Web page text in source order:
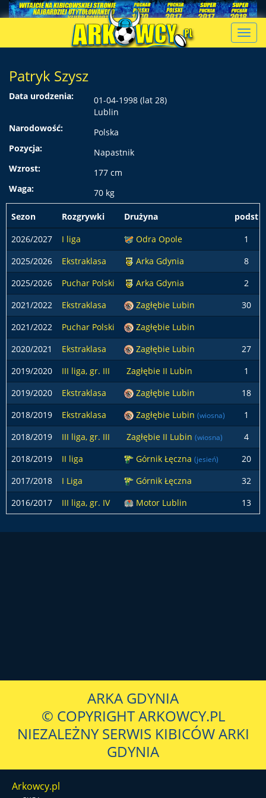
Patryk Szysz
Data urodzenia:
01-04-1998 (lat 28)
Lublin
Narodowość:
Polska
Pozycja:
Napastnik
Wzrost:
177 cm
Waga:
70 kg
Sezon Rozgrywki Drużyna
podst
2026/2027
I liga Odra Opole
1
2025/2026
Ekstraklasa Arka Gdynia
8
2025/2026
Puchar Polski Arka Gdynia
2
2021/2022
Ekstraklasa Zagłębie Lubin
30
2021/2022
Puchar Polski
Zagłębie Lubin
2020/2021
Ekstraklasa Zagłębie Lubin
27
2019/2020
III liga, gr. III Zagłębie II Lubin
1
2019/2020
Ekstraklasa Zagłębie Lubin
18
2018/2019
Ekstraklasa Zagłębie Lubin (wiosna)
1
2018/2019
III liga, gr. III Zagłębie II Lubin (wiosna)
4
2018/2019
II liga Górnik Łęczna (jesień)
20
2017/2018
I Liga Górnik Łęczna
32
2016/2017
III liga, gr. IV Motor Lublin 13
ARKA GDYNIA
© COPYRIGHT ARKOWCY.PL
NIEZALEŻNY SERWIS KIBICÓW ARKI
GDYNIA
Arkowcy.pl